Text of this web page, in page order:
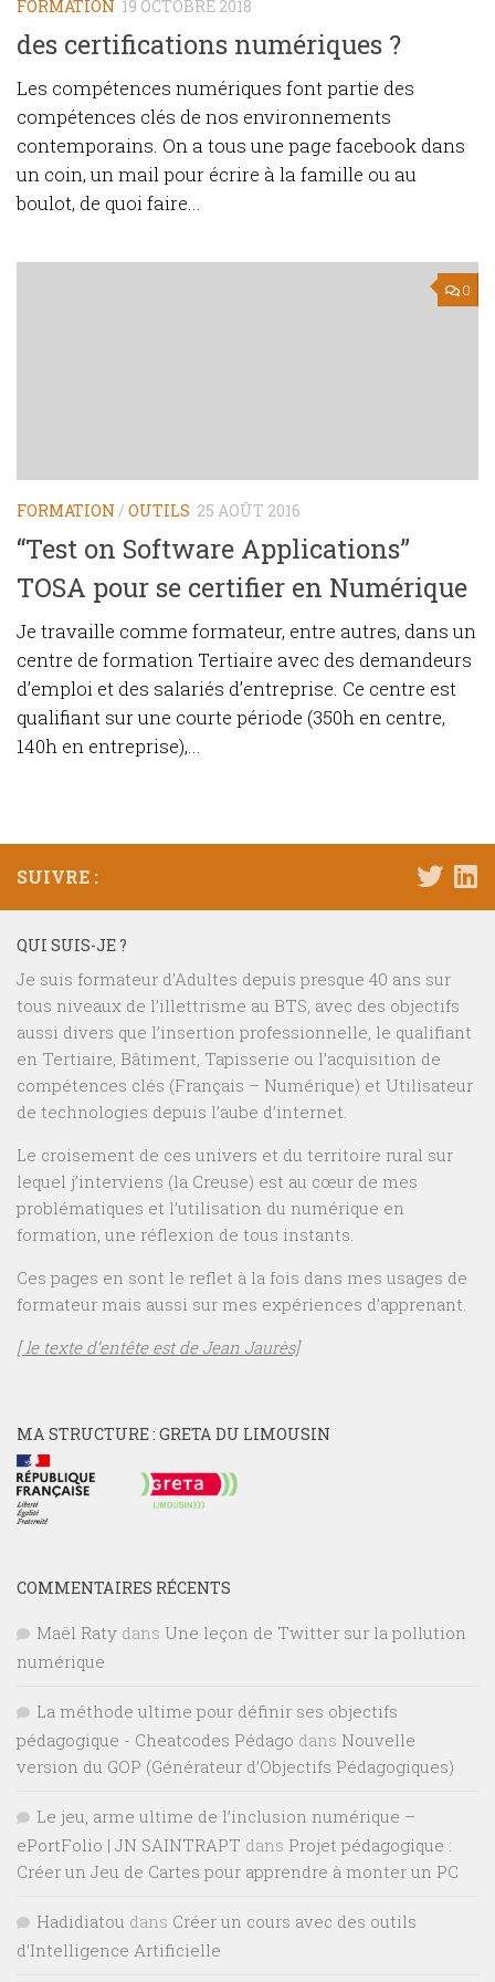
FORMATION 19 OCTOBRE 2018
des certifications numériques ?
Les compétences numériques font partie des
compétences clés de nos environnements
contemporains. On a tous une page facebook dans
un coin, un mail pour écrire à la famille ou au
boulot, de quoi faire...
0
FORMATION / OUTILS 25 AOÛT 2016
“Test on Software Applications”
TOSA pour se certifier en Numérique
Je travaille comme formateur, entre autres, dans un
centre de formation Tertiaire avec des demandeurs
d’emploi et des salariés d’entreprise. Ce centre est
qualifiant sur une courte période (350h en centre,
140h en entreprise),...
SUIVRE :
QUI SUIS-JE ?
Je suis formateur d’Adultes depuis presque 40 ans sur
tous niveaux de l’illettrisme au BTS, avec des objectifs
aussi divers que l’insertion professionnelle, le qualifiant
en Tertiaire, Bâtiment, Tapisserie ou l’acquisition de
compétences clés (Français – Numérique) et Utilisateur
de technologies depuis l’aube d’internet.
Le croisement de ces univers et du territoire rural sur
lequel j’interviens (la Creuse) est au cœur de mes
problématiques et l’utilisation du numérique en
formation, une réflexion de tous instants.
Ces pages en sont le reflet à la fois dans mes usages de
formateur mais aussi sur mes expériences d’apprenant.
[ le texte d’entête est de Jean Jaurès]
MA STRUCTURE : GRETA DU LIMOUSIN
COMMENTAIRES RÉCENTS
Maël Raty dans Une leçon de Twitter sur la pollution
numérique
La méthode ultime pour définir ses objectifs
pédagogique - Cheatcodes Pédago dans Nouvelle
version du GOP (Générateur d’Objectifs Pédagogiques)
Le jeu, arme ultime de l’inclusion numérique –
ePortFolio | JN SAINTRAPT dans Projet pédagogique :
Créer un Jeu de Cartes pour apprendre à monter un PC
Hadidiatou dans Créer un cours avec des outils
d’Intelligence Artificielle